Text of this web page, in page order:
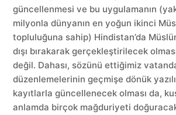
güncellenmesi ve bu uygulamanın
milyonla dünyanın en yoğun ikinci
topluluğuna sahip) Hindistan’da
dışı bırakarak gerçekleştirilecek
değil. Dahası, sözünü ettiğimiz
düzenlemelerinin geçmişe dönük
kayıtlarla güncellenecek olması da,
anlamda birçok mağduriyeti